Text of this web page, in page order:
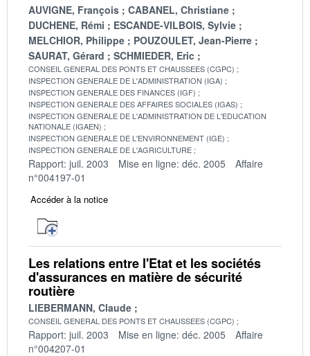
AUVIGNE, François
CABANEL, Christiane
DUCHENE, Rémi
ESCANDE-VILBOIS, Sylvie
MELCHIOR, Philippe
POUZOULET, Jean-Pierre
SAURAT, Gérard
SCHMIEDER, Eric
CONSEIL GENERAL DES PONTS ET CHAUSSEES (CGPC)
INSPECTION GENERALE DE L'ADMINISTRATION (IGA)
INSPECTION GENERALE DES FINANCES (IGF)
INSPECTION GENERALE DES AFFAIRES SOCIALES (IGAS)
INSPECTION GENERALE DE L'ADMINISTRATION DE L'EDUCATION
NATIONALE (IGAEN)
INSPECTION GENERALE DE L'ENVIRONNEMENT (IGE)
INSPECTION GENERALE DE L'AGRICULTURE
Rapport: juil. 2003 Mise en ligne: déc. 2005
Affaire
n°004197-01
Accéder à la notice
Les relations entre l'Etat et les sociétés
d'assurances en matière de sécurité
routière
LIEBERMANN, Claude
CONSEIL GENERAL DES PONTS ET CHAUSSEES (CGPC)
Rapport: juil. 2003 Mise en ligne: déc. 2005
Affaire
n°004207-01